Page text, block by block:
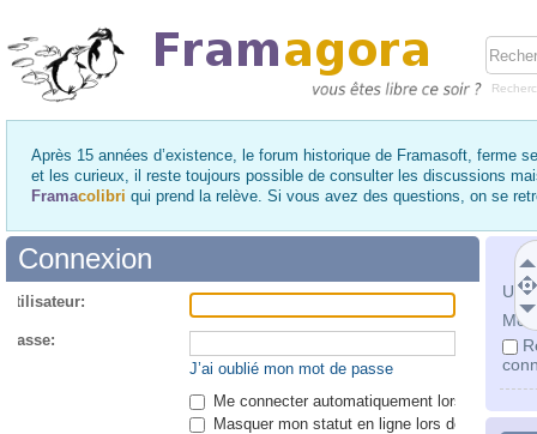
Après 15 années d’existence, le forum historique de Framasoft, ferme
et les curieux, il reste toujours possible de consulter les discussions
Framacolibri qui prend la relève. Si vous avez des questions, on se
Mot
Connexion
passe:
J’ai oublié mon mot de passe
Me connecter automatiquement lors de
Masquer mon statut en ligne lors de cette